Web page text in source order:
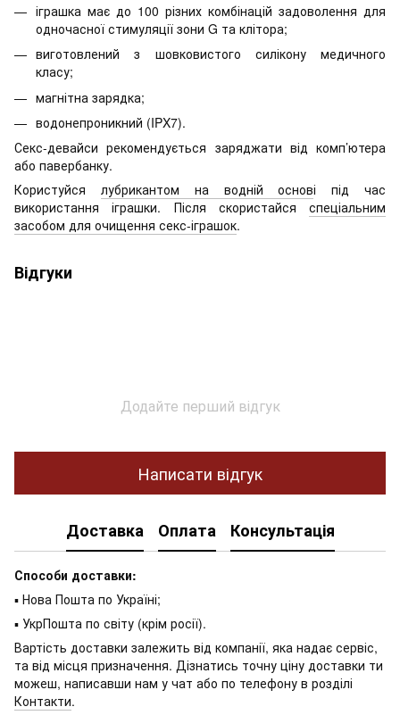
іграшка має до 100 різних комбінацій задоволення для
одночасної стимуляції зони G та клітора;
виготовлений з шовковистого силікону медичного
класу;
магнітна зарядка;
водонепроникний (IPX7).
Секс-девайси рекомендується заряджати від комп’ютера
або павербанку.
Користуйся лубрикантом на водній основі під час
використання іграшки. Після скористайся спеціальним
засобом для очищення секс-іграшок.
Відгуки
Додайте перший відгук
Написати відгук
Доставка Оплата Консультація
Способи доставки:
▪ Нова Пошта по Україні;
▪ УкрПошта по світу (крім росії).
Вартість доставки залежить від компанії, яка надає сервіс,
та від місця призначення. Дізнатись точну ціну доставки ти
можеш, написавши нам у чат або по телефону в розділі
Контакти.